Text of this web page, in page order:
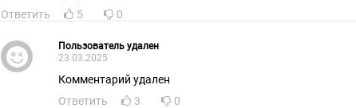
Ответить
5 0
Пользователь удален
23.03.2025
Комментарий удален
Ответить
3 0